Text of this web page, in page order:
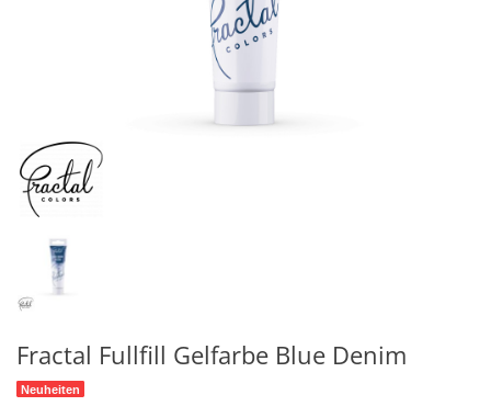
Fractal Fullfill Gelfarbe Blue Denim
Neuheiten